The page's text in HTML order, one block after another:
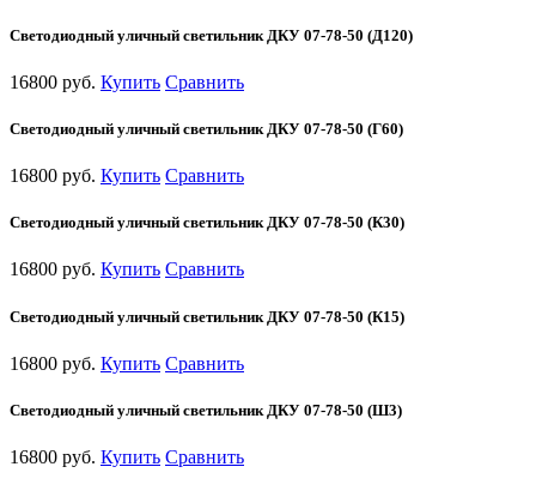
Светодиодный уличный светильник ДКУ 07-78-50 (Д120)
16800 руб. Купить Сравнить
Светодиодный уличный светильник ДКУ 07-78-50 (Г60)
16800 руб. Купить Сравнить
Светодиодный уличный светильник ДКУ 07-78-50 (К30)
16800 руб. Купить Сравнить
Светодиодный уличный светильник ДКУ 07-78-50 (К15)
16800 руб. Купить Сравнить
Светодиодный уличный светильник ДКУ 07-78-50 (Ш3)
16800 руб. Купить Сравнить